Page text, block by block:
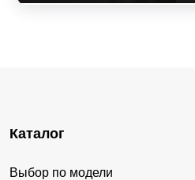
Каталог
Выбор по модели